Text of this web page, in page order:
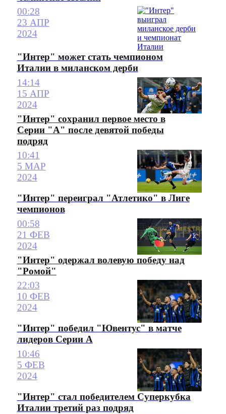
00:28
23 АПР
2024
"Интер" может стать чемпионом
Италии в миланском дерби
14:14
15 АПР
2024
"Интер" сохранил первое место в
Серии "А" после девятой победы
подряд
10:41
5 МАР
2024
"Интер" переиграл "Атлетико" в Лиге
чемпионов
00:58
21 ФЕВ
2024
"Интер" одержал волевую победу над
"Ромой"
22:03
10 ФЕВ
2024
"Интер" победил "Ювентус" в матче
лидеров Серии А
10:46
5 ФЕВ
2024
"Интер" стал победителем Суперкубка
Италии третий раз подряд